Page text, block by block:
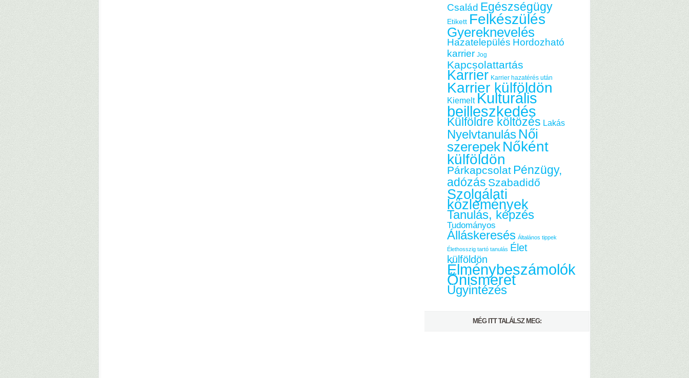
Család Egészségügy
Etikett Felkészülés
Gyereknevelés
Hazatelepülés Hordozható
karrier Jog
Kapcsolattartás
Karrier Karrier hazatérés után
Karrier külföldön
Kiemelt Kulturális
beilleszkedés
Külföldre költözés Lakás
Nyelvtanulás Női
szerepek Nőként
külföldön
Párkapcsolat Pénzügy,
adózás Szabadidő
Szolgálati
közlemények
Tanulás, képzés
Tudományos
Álláskeresés Általános tippek
Élethosszig tartó tanulás Élet
külföldön
Élménybeszámolók
Önismeret
Ügyintézés
MÉG ITT TALÁLSZ MEG: